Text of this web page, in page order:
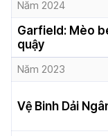
Năm 2024
Garfield: Mèo
quậy
Năm 2023
Vệ Binh Dải